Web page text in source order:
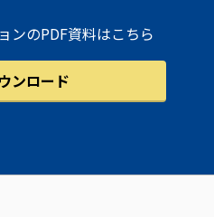
ンのPDF資料はこちら
ンロード